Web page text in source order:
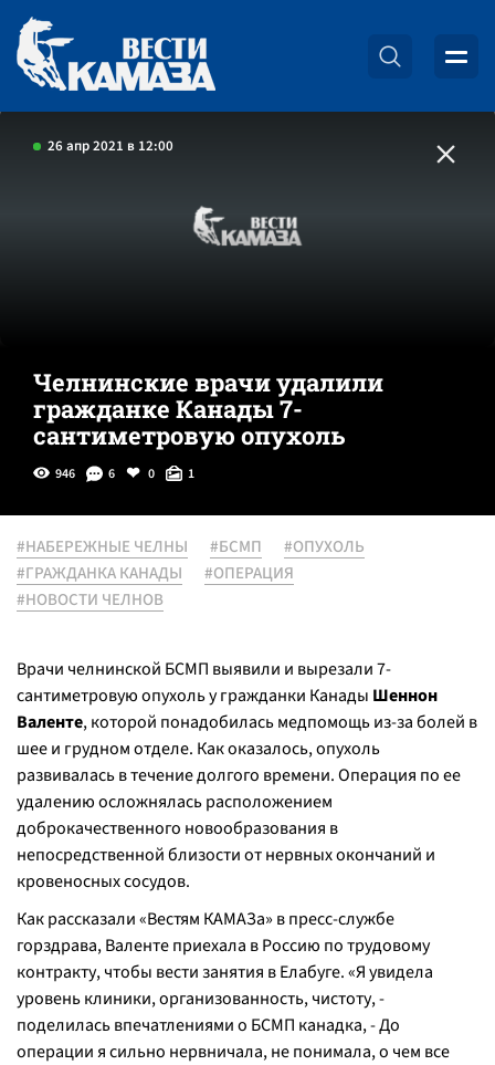
26 апр 2021 в 12:00
Челнинские врачи удалили
гражданке Канады 7-
сантиметровую опухоль
946 6 0 1
#НАБЕРЕЖНЫЕ ЧЕЛНЫ #БСМП
#ОПУХОЛЬ
#ГРАЖДАНКА КАНАДЫ
#ОПЕРАЦИЯ
#НОВОСТИ ЧЕЛНОВ
Врачи челнинской БСМП выявили и вырезали 7-
сантиметровую опухоль у гражданки Канады Шеннон
Валенте, которой понадобилась медпомощь из-за болей в
шее и грудном отделе. Как оказалось, опухоль
развивалась в течение долгого времени. Операция по ее
удалению осложнялась расположением
доброкачественного новообразования в
непосредственной близости от нервных окончаний и
кровеносных сосудов.
Как рассказали «Вестям КАМАЗа» в пресс-службе
горздрава, Валенте приехала в Россию по трудовому
контракту, чтобы вести занятия в Елабуге. «Я увидела
уровень клиники, организованность, чистоту, -
поделилась впечатлениями о БСМП канадка, - До
операции я сильно нервничала, не понимала, о чем все